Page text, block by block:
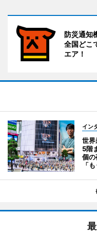
防災通知
全国どこ
エア！
イン
世
5階
個
「